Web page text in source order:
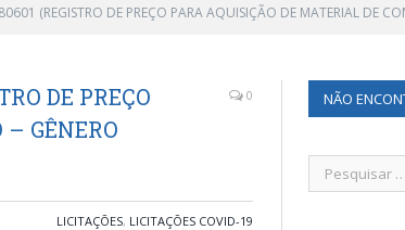
(REGISTRO DE PREÇO PARA AQUISIÇÃO DE MATERIAL DE
DE PREÇO
GÊNERO
0
LICITAÇÕES, LICITAÇÕES COVID-19
NÃO